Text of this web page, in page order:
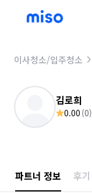
이사청소/입주청소
김로희
0.00 (0)
파트너 정보 후기